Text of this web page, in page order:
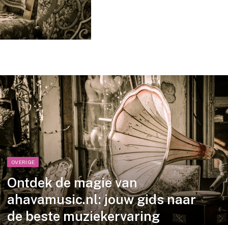
OVERIGE
Ontdek de magie van
ahavamusic.nl: jouw gids naar
de beste muziekervaring